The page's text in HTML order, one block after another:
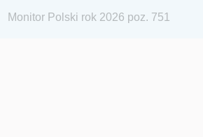
Monitor Polski rok 2026 poz. 751